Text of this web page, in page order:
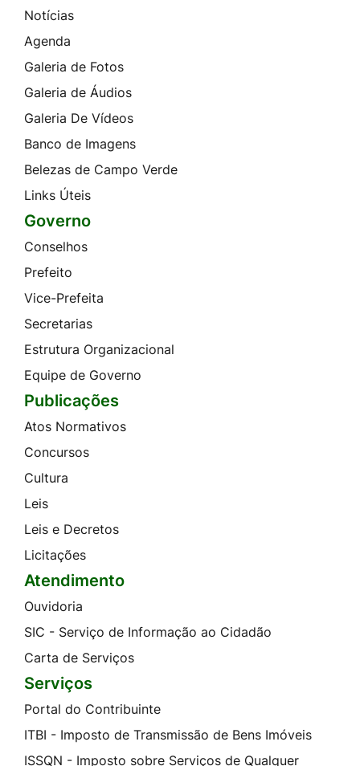
Notícias
Agenda
Galeria de Fotos
Galeria de Áudios
Galeria De Vídeos
Banco de Imagens
Belezas de Campo Verde
Links Úteis
Governo
Conselhos
Prefeito
Vice-Prefeita
Secretarias
Estrutura Organizacional
Equipe de Governo
Publicações
Atos Normativos
Concursos
Cultura
Leis
Leis e Decretos
Licitações
Atendimento
Ouvidoria
SIC - Serviço de Informação ao Cidadão
Carta de Serviços
Serviços
Portal do Contribuinte
ITBI - Imposto de Transmissão de Bens Imóveis
ISSQN - Imposto sobre Serviços de Qualquer